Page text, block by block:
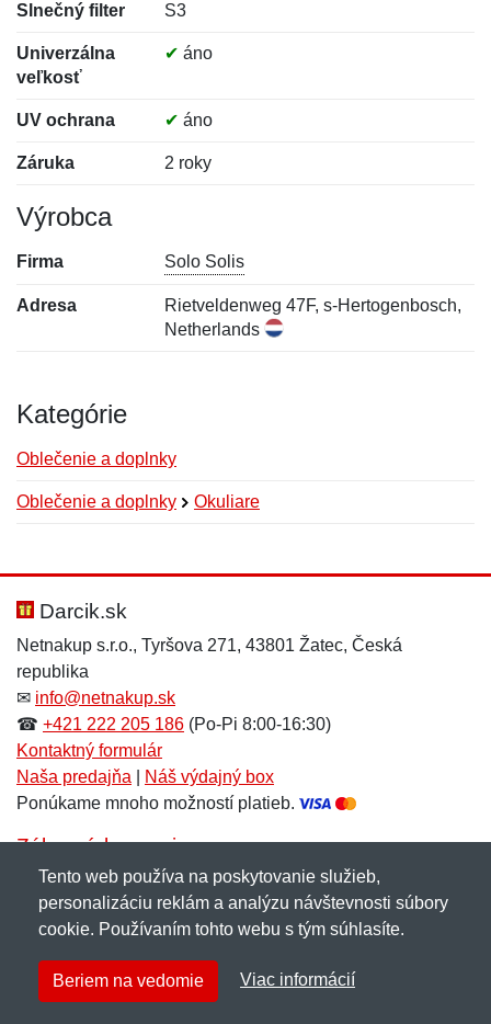
Slnečný filter S3
Univerzálna
veľkosť
✔ áno
UV ochrana ✔ áno
Záruka 2 roky
Výrobca
Firma Solo Solis
Adresa
Rietveldenweg 47F, s-Hertogenbosch,
Netherlands
Kategórie
Oblečenie a doplnky
Oblečenie a doplnky Okuliare
Hodnotenie:
Meno:*
E-mail:
Správa*
Meno:
E-mail:*
Správa*
Darcik.sk
Netnakup s.r.o., Tyršova 271, 43801 Žatec, Česká
republika
✉ info@netnakup.sk
☎ +421 222 205 186 (Po-Pi 8:00-16:30)
Kontaktný formulár
Naša predajňa
Náš výdajný box
Ponúkame mnoho možností platieb.
Zákaznícky servis
Novinky emailom
Copyright © 2007-2026 (19 rokov s vami)Netnakup.sk
NetIQ. Všetky práva vyhradené.
Tento web používa na poskytovanie služieb,
personalizáciu reklám a analýzu návštevnosti súbory
cookie. Používaním tohto webu s tým súhlasíte.
Beriem na vedomie Viac informácií